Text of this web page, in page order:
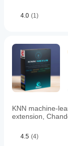
BOS
devices.
This
feature
can
be
enabled
providing
a
Telegram
Token
4.0 (1)
KNN machine-
extension,
4.5 (4)